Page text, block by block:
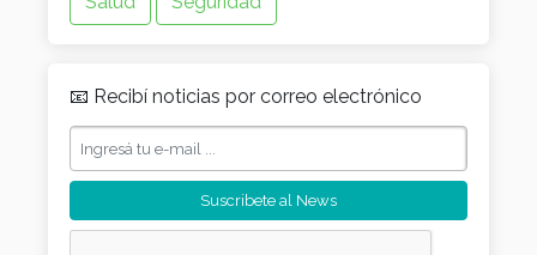
📧 Recibí noticias por correo electrónico